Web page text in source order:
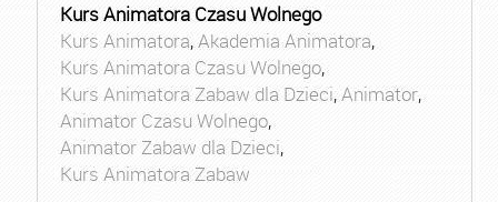
Kurs Animatora Czasu Wolnego
Kurs Animatora,Akademia Animatora,
Kurs Animatora Czasu Wolnego,
Kurs Animatora Zabaw dla Dzieci,Animator,
Animator Czasu Wolnego,
Animator Zabaw dla Dzieci,
Kurs Animatora Zabaw